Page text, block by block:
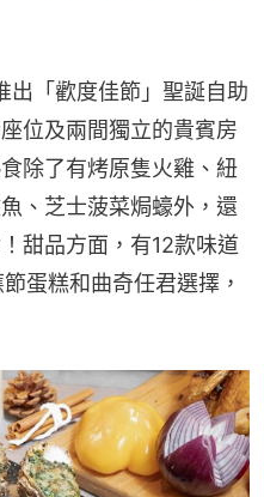
「歡度佳節」聖誕自助
位及兩間獨立的貴賓房
除了有烤原隻火雞、紐
、芝士菠菜焗蠔外，還
甜品方面，有12款味道
蛋糕和曲奇任君選擇，